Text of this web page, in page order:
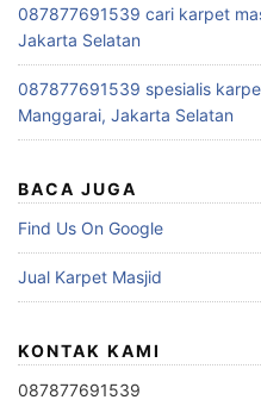
087877691539 cari karpet
Jakarta Selatan
087877691539 spesialis
Manggarai, Jakarta Selatan
BACA JUGA
Find Us On Google
Jual Karpet Masjid
KONTAK KAMI
087877691539